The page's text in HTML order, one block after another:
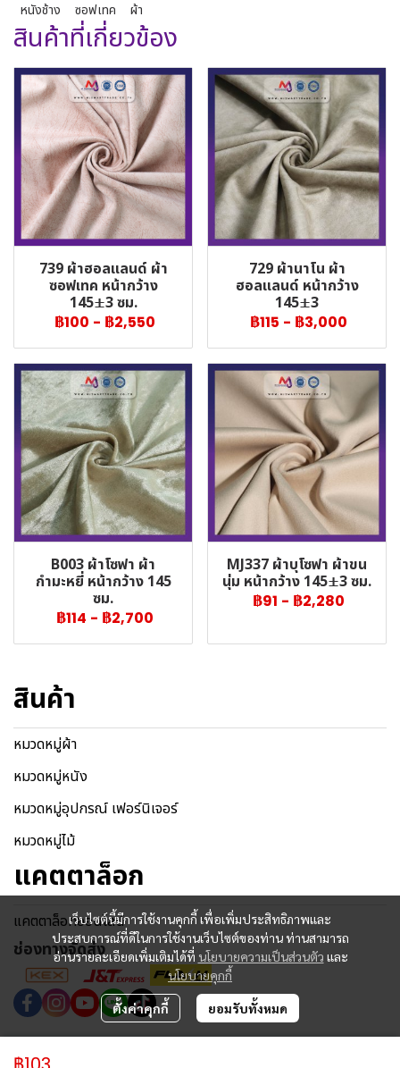
หนังช้าง ซอฟเทค ผ้า
สินค้าที่เกี่ยวข้อง
739 ผ้าฮอลแลนด์ ผ้า
ซอฟเทค หน้ากว้าง
145±3 ซม.
฿100 - ฿2,550
729 ผ้านาโน ผ้า
ฮอลแลนด์ หน้ากว้าง
145±3
฿115 - ฿3,000
B003 ผ้าโซฟา ผ้า
กำมะหยี่ หน้ากว้าง 145
ซม.
฿114 - ฿2,700
MJ337 ผ้าบุโซฟา ผ้าขน
นุ่ม หน้ากว้าง 145±3 ซม.
฿91 - ฿2,280
เว็บไซต์นี้มีการใช้งานคุกกี้ เพื่อเพิ่มประสิทธิภาพและ
ประสบการณ์ที่ดีในการใช้งานเว็บไซต์ของท่าน ท่านสามารถ
อ่านรายละเอียดเพิ่มเติมได้ที่ นโยบายความเป็นส่วนตัว และ
นโยบายคุกกี้
ตั้งค่าคุกกี้ ยอมรับทั้งหมด
สินค้า
หมวดหมู่ผ้า
หมวดหมู่หนัง
หมวดหมู่อุปกรณ์ เฟอร์นิเจอร์
หมวดหมู่ไม้
แคตตาล็อก
แคตตาล็อกออนไลน์
ช่องทางจัดส่ง